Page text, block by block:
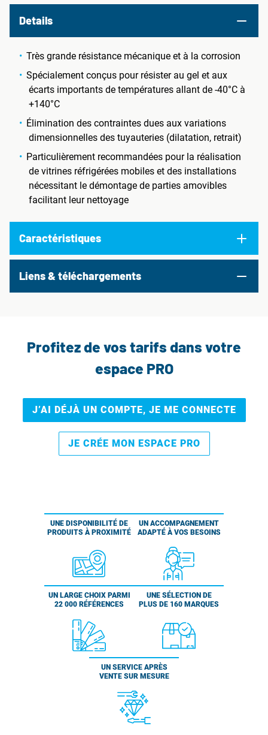
Details
Très grande résistance mécanique et à la corrosion
Spécialement conçus pour résister au gel et aux
écarts importants de températures allant de -40°C à
+140°C
Élimination des contraintes dues aux variations
dimensionnelles des tuyauteries (dilatation, retrait)
Particulièrement recommandées pour la réalisation
de vitrines réfrigérées mobiles et des installations
nécessitant le démontage de parties amovibles
facilitant leur nettoyage
Caractéristiques
Liens & téléchargements
Profitez de vos tarifs dans votre
espace PRO
J’AI DÉJÀ UN COMPTE, JE ME CONNECTE
JE CRÉE MON ESPACE PRO
UNE DISPONIBILITÉ DE
PRODUITS À PROXIMITÉ
UN ACCOMPAGNEMENT
ADAPTÉ À VOS BESOINS
UN LARGE CHOIX PARMI
22 000 RÉFÉRENCES
UNE SÉLECTION DE
PLUS DE 160 MARQUES
UN SERVICE APRÈS
VENTE SUR MESURE